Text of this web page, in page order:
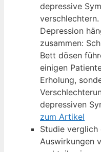
depressive
Depression
zusammen:
Bett dösen
einigen
Erholung,
depressiven
zum Artikel
Studie verglich
Auswirkungen